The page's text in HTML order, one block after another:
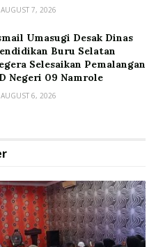
AUGUST 7, 2026
Umasugi Desak Dinas
Buru Selatan
Selesaikan Pemalangan
Negeri 09 Namrole
AUGUST 6, 2026